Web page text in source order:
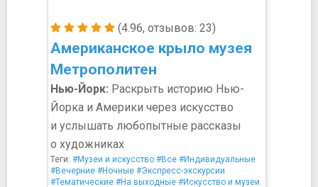
(4.96, отзывов: 23)
Американское крыло музея
Метрополитен
Нью-Йорк: Раскрыть историю Нью-
Йорка и Америки через искусство
и услышать любопытные рассказы
о художниках
Теги: #Музеи и искусство #Все #Индивидуальные
#Вечерние #Ночные #Экспресс-экскурсии
#Тематические #На выходные #Искусство и музеи